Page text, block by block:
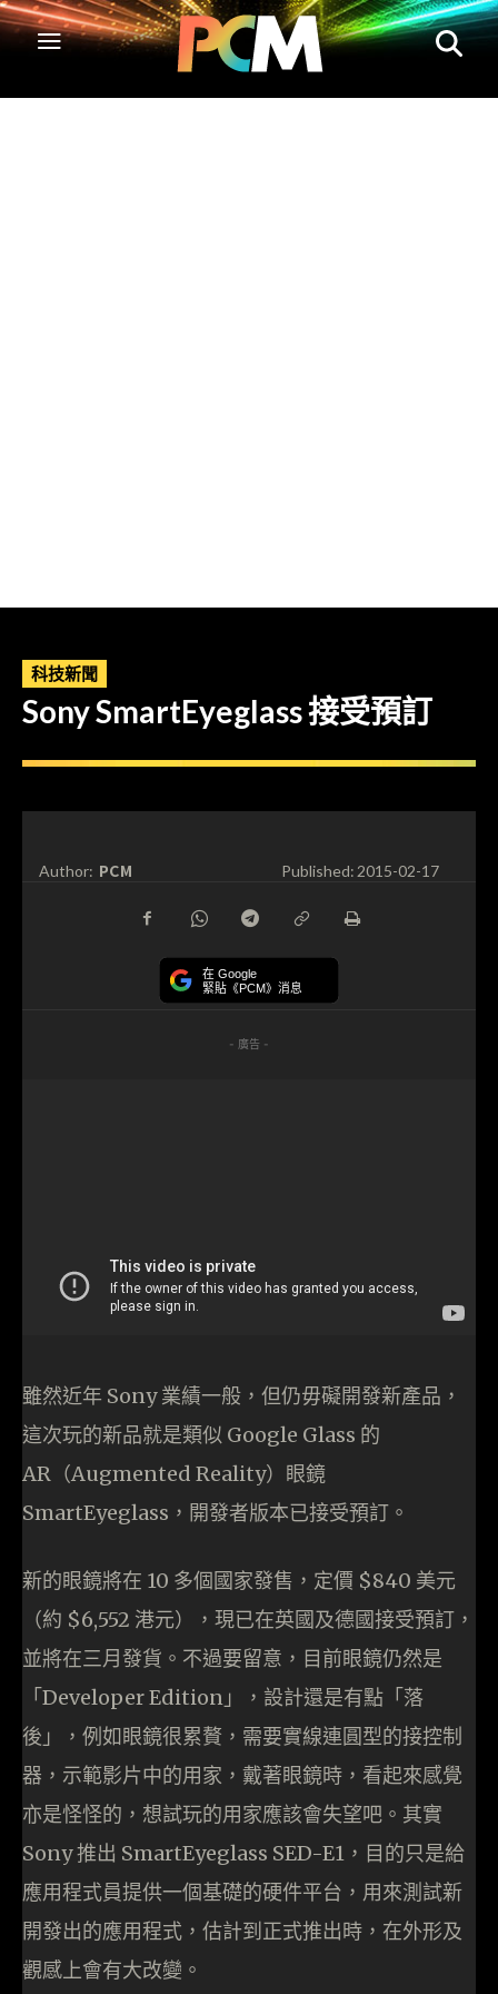
科技新聞
Sony SmartEyeglass 接受預訂
Author: PCM Published:2015-02-17
在 Google
緊貼《PCM》消息
- 廣告 -
雖然近年 Sony 業績一般，但仍毋礙開發新產品，
這次玩的新品就是類似 Google Glass 的
AR（Augmented Reality）眼鏡
SmartEyeglass，開發者版本已接受預訂。
新的眼鏡將在 10 多個國家發售，定價 $840 美元
（約 $6,552 港元），現已在英國及德國接受預訂，
並將在三月發貨。不過要留意，目前眼鏡仍然是
「Developer Edition」，設計還是有點「落
後」，例如眼鏡很累贅，需要實線連圓型的接控制
器，示範影片中的用家，戴著眼鏡時，看起來感覺
亦是怪怪的，想試玩的用家應該會失望吧。其實
Sony 推出 SmartEyeglass SED-E1，目的只是給
應用程式員提供一個基礎的硬件平台，用來測試新
開發出的應用程式，估計到正式推出時，在外形及
觀感上會有大改變。